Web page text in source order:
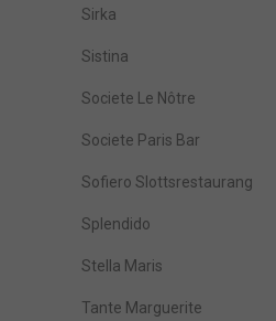
Sirka
Sistina
Societe Le Nôtre
Societe Paris Bar
Sofiero Slottsrestaurang
Splendido
Stella Maris
Tante Marguerite